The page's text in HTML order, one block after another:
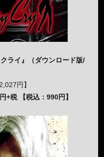
ライ』（ダウンロード版/
円】
+税 【税込：990円】